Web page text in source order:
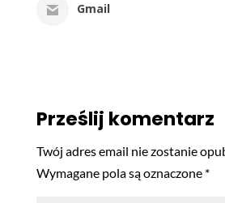
Gmail
Prześlij komentarz
Twój adres email nie zostanie
Wymagane pola są oznaczone *